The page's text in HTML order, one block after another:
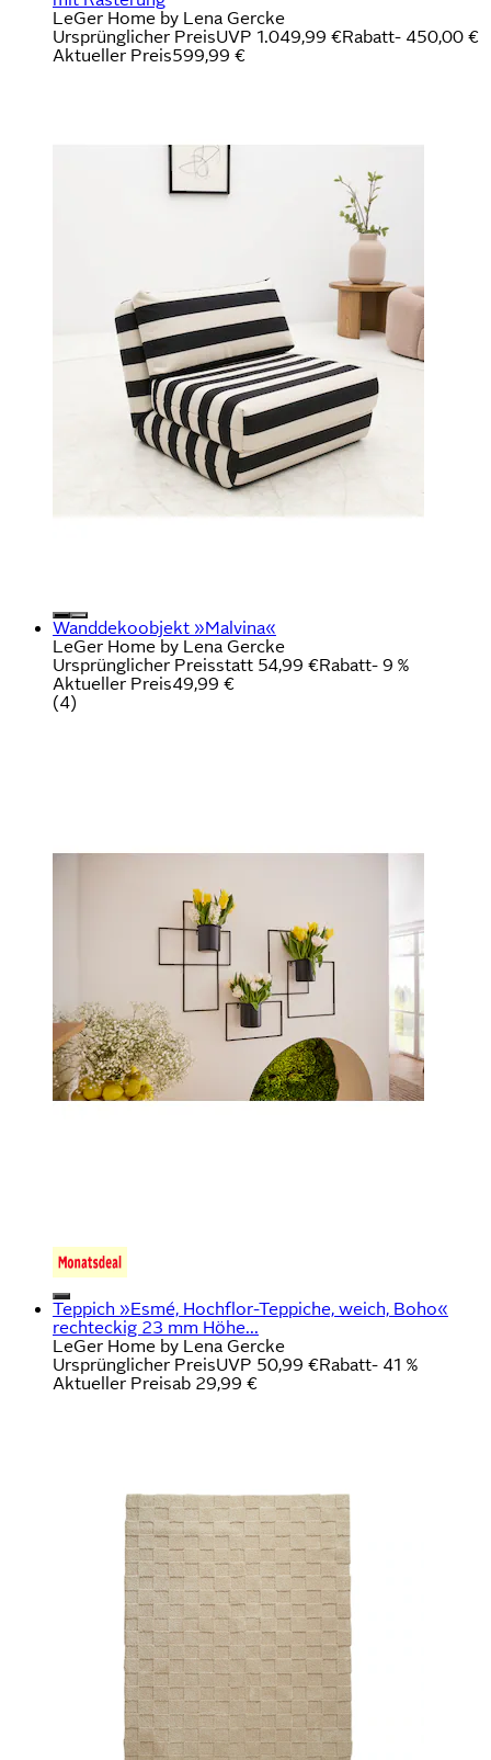
LeGer Home by Lena Gercke
Ursprünglicher PreisUVP 1.049,99 €Rabatt- 450,00 €
Aktueller Preis599,99 €
Wanddekoobjekt »Malvina«
LeGer Home by Lena Gercke
Ursprünglicher Preisstatt 54,99 €Rabatt- 9 %
Aktueller Preis49,99 €
(4)
Teppich »Esmé, Hochflor-Teppiche, weich, Boho«
rechteckig 23 mm Höhe...
LeGer Home by Lena Gercke
Ursprünglicher PreisUVP 50,99 €Rabatt- 41 %
Aktueller Preisab 29,99 €